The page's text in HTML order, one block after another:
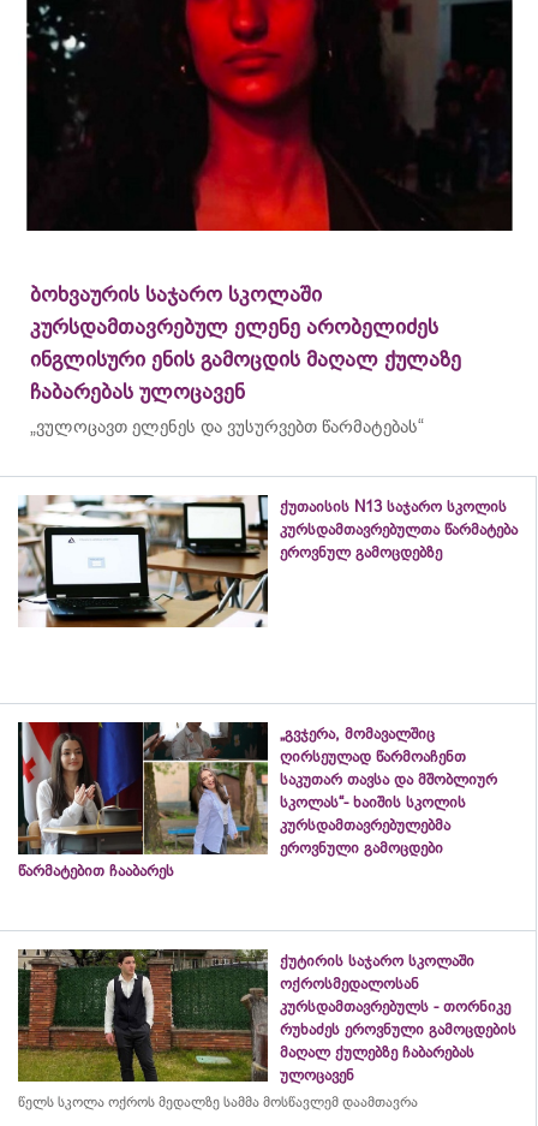
ბოხვაურის საჯარო სკოლაში
კურსდამთავრებულ ელენე არობელიძეს
ინგლისური ენის გამოცდის მაღალ ქულაზე
ჩაბარებას ულოცავენ
„ვულოცავთ ელენეს და ვუსურვებთ წარმატებას“
ქუთაისის N13 საჯარო სკოლის
კურსდამთავრებულთა წარმატება
ეროვნულ გამოცდებზე
„გვჯერა, მომავალშიც
ღირსეულად წარმოაჩენთ
საკუთარ თავსა და მშობლიურ
სკოლას“- ხაიშის სკოლის
კურსდამთავრებულებმა
ეროვნული გამოცდები
წარმატებით ჩააბარეს
ქუტირის საჯარო სკოლაში
ოქროსმედალოსან
კურსდამთავრებულს - თორნიკე
რუხაძეს ეროვნული გამოცდების
მაღალ ქულებზე ჩაბარებას
ულოცავენ
წელს სკოლა ოქროს მედალზე სამმა მოსწავლემ დაამთავრა